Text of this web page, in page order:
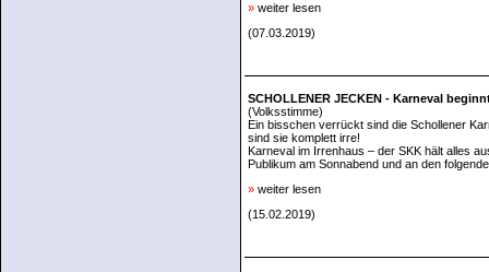
» weiter lesen
(07.03.2019)
SCHOLLENER JECKEN - Karneval
(Volksstimme)
Ein bisschen verrückt sind die Schollener
sind sie komplett irre!
Karneval im Irrenhaus – der SKK hält alles
Publikum am Sonnabend und an den
» weiter lesen
(15.02.2019)